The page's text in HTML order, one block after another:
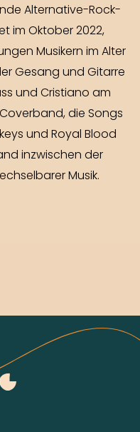
Alternative-Rock-
im Oktober 2022,
Musikern im Alter
Gesang und Gitarre
und Cristiano am
die Songs
und Royal Blood
inzwischen der
Musik.